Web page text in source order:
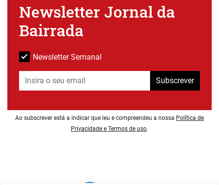
Newsletter Jornal da
Bairrada
Newsletter Semanal
Subscrever
Ao subscrever está a indicar que leu e compreendeu a nossa Política de
Privacidade e Termos de uso.